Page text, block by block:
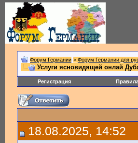
Форум Германии > Форум Германии для
Услуги ясновидящей онлай
Регистрация
18.08.2025, 14:52